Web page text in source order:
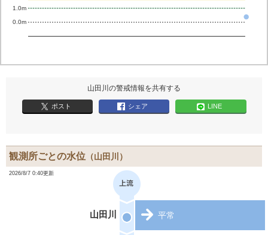
0.0m
1.0m
山田川の警戒情報を共有する
ポスト シェア LINE
観測所ごとの水位 （山田川）
2026/8/7 0:40更新
山田川 平常